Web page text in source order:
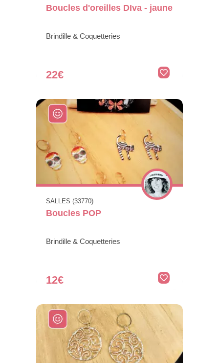
Boucles d'oreilles DIva - jaune
Brindille & Coquetteries
22€
SALLES (33770)
Boucles POP
Brindille & Coquetteries
12€